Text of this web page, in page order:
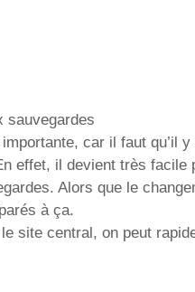
sauvegardes
car il faut qu’il y
effet, il devient très facile
Alors que le
à ça.
site central, on peut